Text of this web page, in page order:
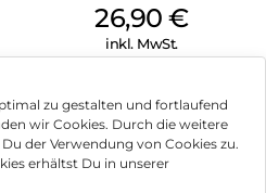
zu gestalten und fortlaufend
wir Cookies. Durch die weitere
der Verwendung von Cookies zu.
erhältst Du in unserer
Galaxy Watch4
Serie Graphite
26,90€
inkl. MwSt.